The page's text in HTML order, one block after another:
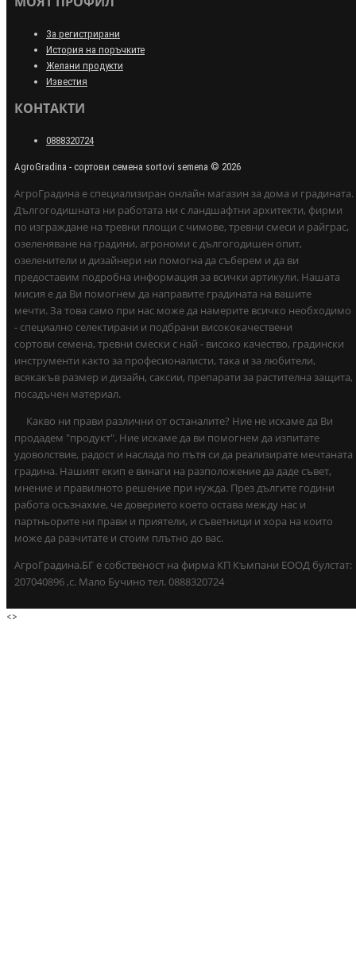
За регистрирани
История на поръчките
Желани продукти
Известия
КОНТАКТИ
0888320724
AgroGradina - сортови семена sortovi semena © 2026
АгроГрадина е специализиран онлайн магазин за дома и градината.
Дългогодишната ни работата ни с ландшафтни архитекти, фирми
по изграждане на тревни площи с чимове, тревни смеси и райграс,
озеленяване на градини, агрономи с дългогодишен опит,
озеленители и дизайнери ни помогна да съберем и да ви
предоставим подробна информация за всички артикули. Нашата
мисия е да Ви помогнем да направите градината на вашите
мечти. За това само при нас може да намерите всичко необходимо
- специално селектирани и подбрани висококачествени
сортови семена, тревни смески с най - високо качество, градински
инструменти както за професионалисти, така и за любители,
всякакъв размер и дизайн, саксии, препарати за растителна защита,
посадъчен материал.
Какво ни прави различни от останалите? Ние не искаме да Ви
продадем "продукт". Ние искаме да ви помогнем да изпитате
удоволствие, радост и наслада по пътя си да реализирате мечтаната
градина. Нашият екип е винаги на разположение да даде съвет,
мнение и правилното решение при нужда. През дългите години
работа осъзнахме, че доверието което остава между нас и
партньорите ни прави и приятели, и съветници и хора на които
може да разчитате и стоим плътно до вас.
АгроГрадина.БГ е собственост на фирма КП Къмпани ЕООД булстат:
207040896 ,с. Мало Бучино тел. 0888320724
<>